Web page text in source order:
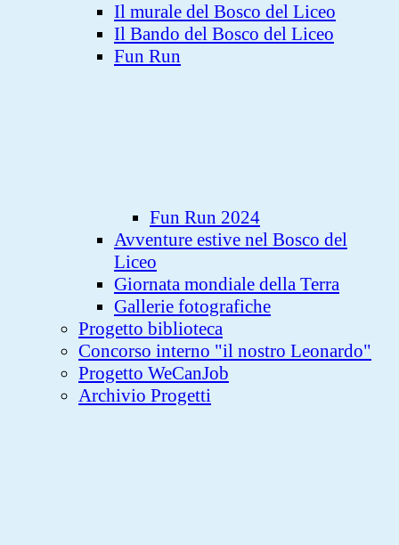
Il murale del Bosco del Liceo
Il Bando del Bosco del Liceo
Fun Run
Fun Run 2024
Avventure estive nel Bosco del
Liceo
Giornata mondiale della Terra
Gallerie fotografiche
Progetto biblioteca
Concorso interno "il nostro Leonardo"
Progetto WeCanJob
Archivio Progetti